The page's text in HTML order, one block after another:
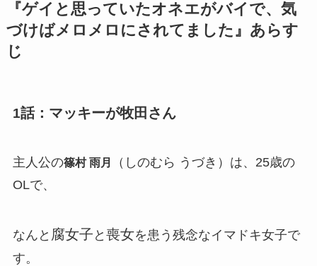
『ゲイと思っていたオネエがバイで、気
づけばメロメロにされてました』あらす
じ
1話：マッキーが牧田さん
主人公の篠村 雨月
（しのむら うづき）は、25歳の
OLで、
なんと 腐女子 と 喪女を患う残念なイマドキ女子で
す。